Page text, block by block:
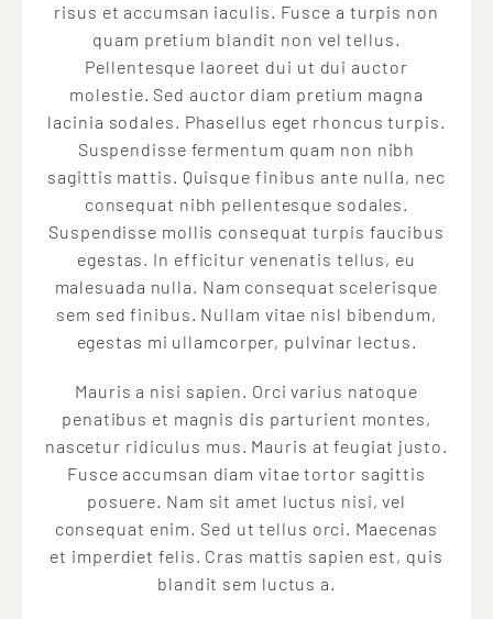
risus et accumsan iaculis. Fusce a turpis non
quam pretium blandit non vel tellus.
Pellentesque laoreet dui ut dui auctor
molestie. Sed auctor diam pretium magna
lacinia sodales. Phasellus eget rhoncus turpis.
Suspendisse fermentum quam non nibh
sagittis mattis. Quisque finibus ante nulla, nec
consequat nibh pellentesque sodales.
Suspendisse mollis consequat turpis faucibus
egestas. In efficitur venenatis tellus, eu
malesuada nulla. Nam consequat scelerisque
sem sed finibus. Nullam vitae nisl bibendum,
egestas mi ullamcorper, pulvinar lectus.
Mauris a nisi sapien. Orci varius natoque
penatibus et magnis dis parturient montes,
nascetur ridiculus mus. Mauris at feugiat justo.
Fusce accumsan diam vitae tortor sagittis
posuere. Nam sit amet luctus nisi, vel
consequat enim. Sed ut tellus orci. Maecenas
et imperdiet felis. Cras mattis sapien est, quis
blandit sem luctus a.